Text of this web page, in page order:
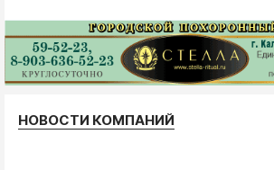
НОВОСТИ КОМПАНИЙ